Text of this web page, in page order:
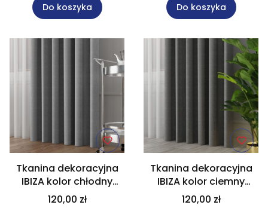
Do koszyka Do koszyka
Tkanina dekoracyjna
IBIZA kolor chłodny
szary wysokość 300 cm
027823
120,00 zł
Tkanina dekoracyjna
IBIZA kolor ciemny
szary wysokość 300 cm
027823
120,00 zł